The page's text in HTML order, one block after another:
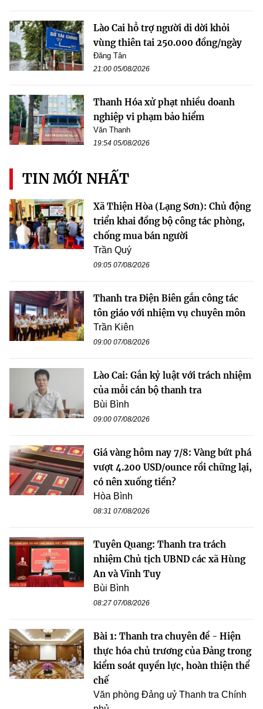
Lào Cai hỗ trợ người di dời khỏi
vùng thiên tai 250.000 đồng/ngày
Đăng Tân
21:00 05/08/2026
Thanh Hóa xử phạt nhiều doanh
nghiệp vi phạm bảo hiểm
Văn Thanh
19:54 05/08/2026
TIN MỚI NHẤT
Xã Thiện Hòa (Lạng Sơn): Chủ động
triển khai đồng bộ công tác phòng,
chống mua bán người
Trần Quý
09:05 07/08/2026
Thanh tra Điện Biên gắn công tác
tôn giáo với nhiệm vụ chuyên môn
Trần Kiên
09:00 07/08/2026
Lào Cai: Gắn kỷ luật với trách nhiệm
của mỗi cán bộ thanh tra
Bùi Bình
09:00 07/08/2026
Giá vàng hôm nay 7/8: Vàng bứt phá
vượt 4.200 USD/ounce rồi chững lại,
có nên xuống tiền?
Hòa Bình
08:31 07/08/2026
Tuyên Quang: Thanh tra trách
nhiệm Chủ tịch UBND các xã Hùng
An và Vĩnh Tuy
Bùi Bình
08:27 07/08/2026
Bài 1: Thanh tra chuyên đề - Hiện
thực hóa chủ trương của Đảng trong
kiểm soát quyền lực, hoàn thiện thể
chế
Văn phòng Đảng uỷ Thanh tra Chính